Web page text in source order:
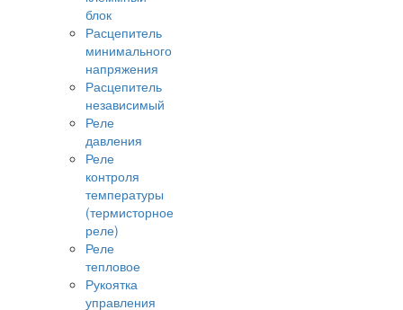
блок
Расцепитель
минимального
напряжения
Расцепитель
независимый
Реле
давления
Реле
контроля
температуры
(термисторное
реле)
Реле
тепловое
Рукоятка
управления